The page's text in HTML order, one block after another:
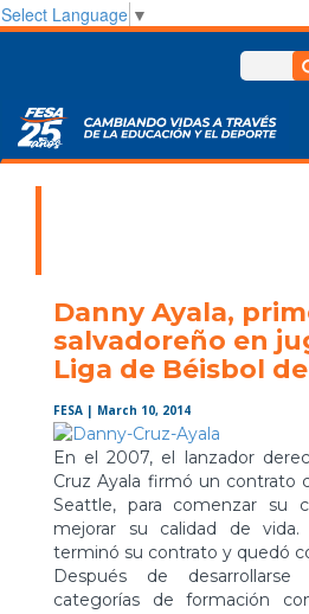
Select Language ▼
Danny Ayala,
salvadoreño en
Liga de Béisbol
FESA | March 10, 2014
En el 2007, el lanzador
Cruz Ayala firmó un contrato
Seattle, para comenzar su
mejorar su calidad de
terminó su contrato y quedó
Después de
categorías de formación